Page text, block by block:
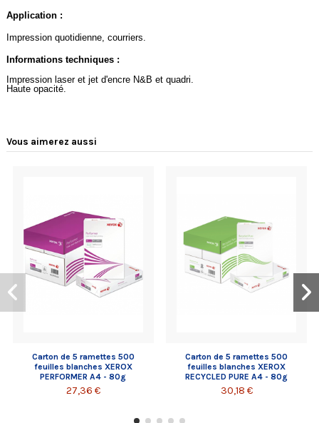
Application :
Impression quotidienne, courriers.
Informations techniques :
Impression laser et jet d'encre N&B et quadri.
Haute opacité.
Vous aimerez aussi
Carton de 5 ramettes 500
feuilles blanches XEROX
PERFORMER A4 - 80g
27,36 €
Carton de 5 ramettes 500
feuilles blanches XEROX
RECYCLED PURE A4 - 80g
30,18 €